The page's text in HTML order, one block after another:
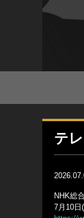
テ
NHK総
7月10日